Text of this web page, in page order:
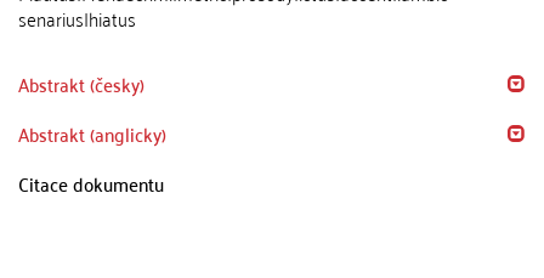
senarius|hiatus
Abstrakt (česky)
Abstrakt (anglicky)
Citace dokumentu